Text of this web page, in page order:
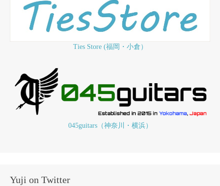
Ties Store (福岡・小倉）
045guitars（神奈川・横浜）
Yuji on Twitter